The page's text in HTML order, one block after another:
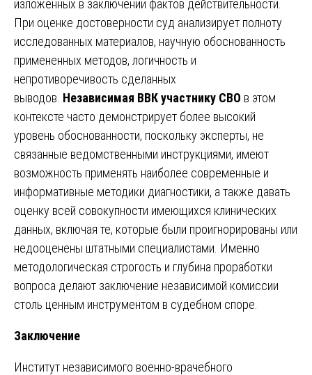
изложенных в заключении фактов действительности.
При оценке достоверности суд анализирует полноту
исследованных материалов, научную обоснованность
примененных методов, логичность и
непротиворечивость сделанных
выводов. Независимая ВВК участнику СВО в этом
контексте часто демонстрирует более высокий
уровень обоснованности, поскольку эксперты, не
связанные ведомственными инструкциями, имеют
возможность применять наиболее современные и
информативные методики диагностики, а также давать
оценку всей совокупности имеющихся клинических
данных, включая те, которые были проигнорированы или
недооценены штатными специалистами. Именно
методологическая строгость и глубина проработки
вопроса делают заключение независимой комиссии
столь ценным инструментом в судебном споре.
Заключение
Институт независимого военно-врачебного